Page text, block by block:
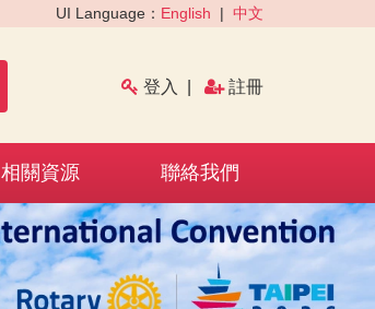
UI Language： English | 中文
登入 註冊
相關資源 聯絡我們